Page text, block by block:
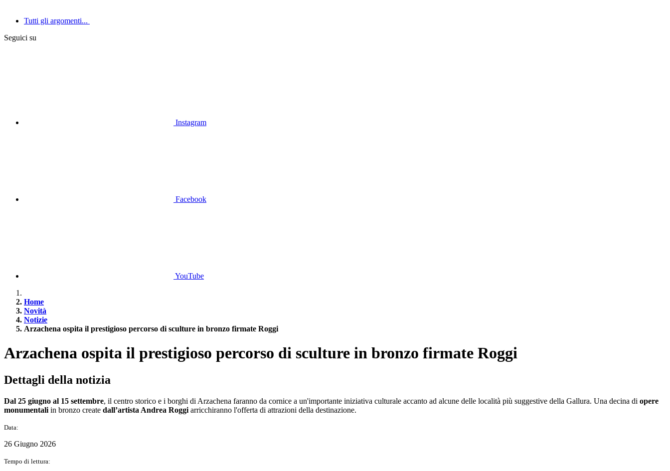
Tutti gli argomenti...
Seguici su
Instagram
Facebook
YouTube
Home
Novità
Notizie
Arzachena ospita il prestigioso percorso di sculture in bronzo firmate Roggi
Arzachena ospita il prestigioso percorso di sculture in bronzo firmate Roggi
Dettagli della notizia
Dal 25 giugno al 15 settembre, il centro storico e i borghi di Arzachena faranno da cornice a un'importante iniziativa culturale accanto ad alcune delle località più suggestive della Gallura. Una decina di opere
monumentali in bronzo create dall’artista Andrea Roggi arricchiranno l'offerta di attrazioni della destinazione.
Data:
26 Giugno 2026
Tempo di lettura: